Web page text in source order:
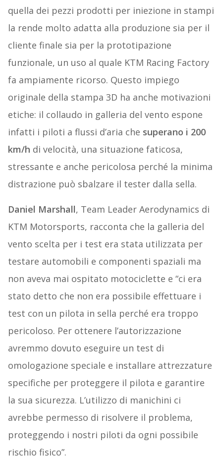
quella dei pezzi prodotti per iniezione in stampi
la rende molto adatta alla produzione sia per il
cliente finale sia per la prototipazione
funzionale, un uso al quale KTM Racing Factory
fa ampiamente ricorso. Questo impiego
originale della stampa 3D ha anche motivazioni
etiche: il collaudo in galleria del vento espone
infatti i piloti a flussi d’aria che superano i 200
km/h di velocità, una situazione faticosa,
stressante e anche pericolosa perché la minima
distrazione può sbalzare il tester dalla sella.
Daniel Marshall, Team Leader Aerodynamics di
KTM Motorsports, racconta che la galleria del
vento scelta per i test era stata utilizzata per
testare automobili e componenti spaziali ma
non aveva mai ospitato motociclette e “ci era
stato detto che non era possibile effettuare i
test con un pilota in sella perché era troppo
pericoloso. Per ottenere l’autorizzazione
avremmo dovuto eseguire un test di
omologazione speciale e installare attrezzature
specifiche per proteggere il pilota e garantire
la sua sicurezza. L’utilizzo di manichini ci
avrebbe permesso di risolvere il problema,
proteggendo i nostri piloti da ogni possibile
rischio fisico”.